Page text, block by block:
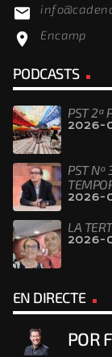
email
location_on Encamp
PODCASTS
PST 2ª
2026-
PST Nº
2026-
LA
2026-
EN DIRECTE
POR